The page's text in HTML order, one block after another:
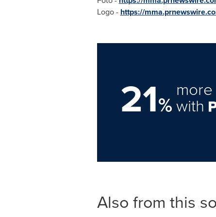
Logo - https://
21%with
Also from this